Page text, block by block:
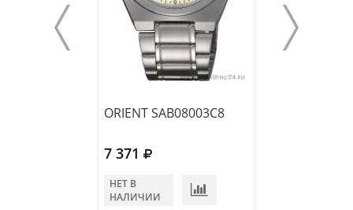
ORIENT SAB08003C8
7 371
НЕТ В
НАЛИЧИИ